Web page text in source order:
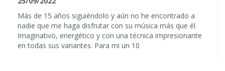
Más de 15 años siguiéndolo y aún no he encontrado a
nadie que me haga disfrutar con su música más que él.
Imaginativo, energético y con una técnica impresionante
en todas sus variantes. Para mi un 10